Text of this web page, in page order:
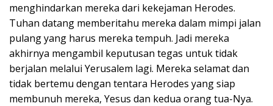
menghindarkan mereka dari kekejaman Herodes.
Tuhan datang memberitahu mereka dalam mimpi jalan
pulang yang harus mereka tempuh. Jadi mereka
akhirnya mengambil keputusan tegas untuk tidak
berjalan melalui Yerusalem lagi. Mereka selamat dan
tidak bertemu dengan tentara Herodes yang siap
membunuh mereka, Yesus dan kedua orang tua-Nya.